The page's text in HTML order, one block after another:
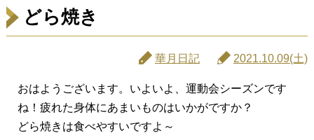
どら焼き
華月日記 2021.10.09(土)
おはようございます。いよいよ、運動会シーズンです
ね！疲れた身体にあまいものはいかがですか？
どら焼きは食べやすいですよ～